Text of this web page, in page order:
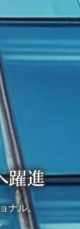
躍進
ナル。